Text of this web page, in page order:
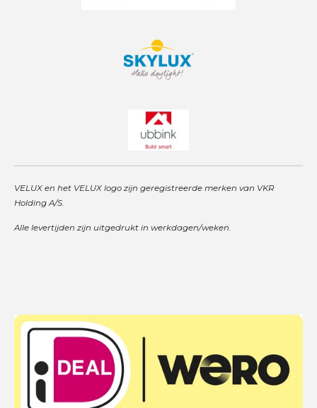
VELUX en het VELUX logo zijn geregistreerde merken van VKR
Holding A/S.
Alle levertijden zijn uitgedrukt in werkdagen/weken.